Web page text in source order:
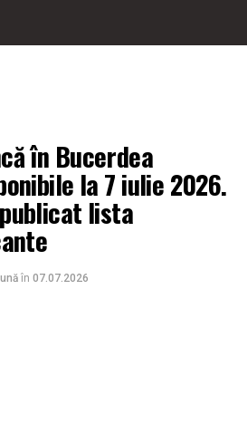
în Bucerdea
la 7 iulie 2026.
publicat lista
în 07.07.2026